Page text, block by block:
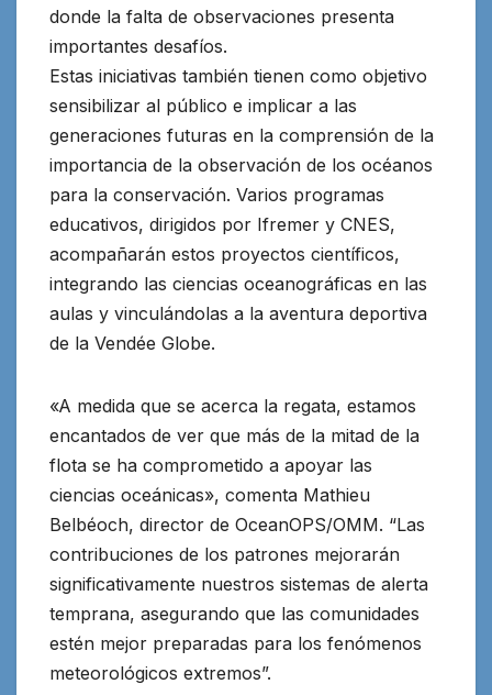
donde la falta de observaciones presenta
importantes desafíos.
Estas iniciativas también tienen como objetivo
sensibilizar al público e implicar a las
generaciones futuras en la comprensión de la
importancia de la observación de los océanos
para la conservación. Varios programas
educativos, dirigidos por Ifremer y CNES,
acompañarán estos proyectos científicos,
integrando las ciencias oceanográficas en las
aulas y vinculándolas a la aventura deportiva
de la Vendée Globe.
«A medida que se acerca la regata, estamos
encantados de ver que más de la mitad de la
flota se ha comprometido a apoyar las
ciencias oceánicas», comenta Mathieu
Belbéoch, director de OceanOPS/OMM. “Las
contribuciones de los patrones mejorarán
significativamente nuestros sistemas de alerta
temprana, asegurando que las comunidades
estén mejor preparadas para los fenómenos
meteorológicos extremos”.